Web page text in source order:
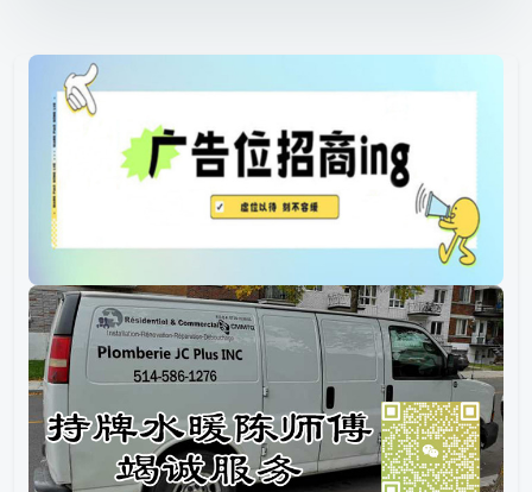
08.07
加拿大政府隐私泄露集体和解开启索赔，合资格者
最高可获5,280加元